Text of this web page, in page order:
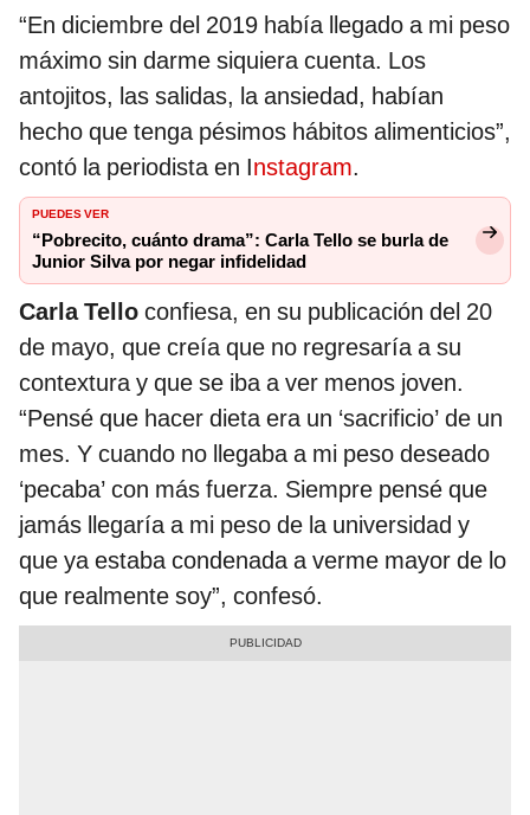
“En diciembre del 2019 había llegado a mi peso
máximo sin darme siquiera cuenta. Los
antojitos, las salidas, la ansiedad, habían
hecho que tenga pésimos hábitos alimenticios”,
contó la periodista en Instagram.
PUEDES VER
“Pobrecito, cuánto drama”: Carla Tello se burla de
Junior Silva por negar infidelidad
Carla Tello confiesa, en su publicación del 20
de mayo, que creía que no regresaría a su
contextura y que se iba a ver menos joven.
“Pensé que hacer dieta era un ‘sacrificio’ de un
mes. Y cuando no llegaba a mi peso deseado
‘pecaba’ con más fuerza. Siempre pensé que
jamás llegaría a mi peso de la universidad y
que ya estaba condenada a verme mayor de lo
que realmente soy”, confesó.